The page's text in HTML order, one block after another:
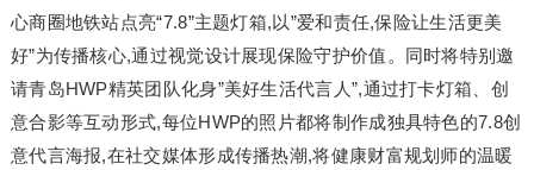
心商圈地铁站点亮“7.8”主题灯箱,以”爱和责任,保险让生活更美
好”为传播核心,通过视觉设计展现保险守护价值。同时将特别邀
请青岛HWP精英团队化身”美好生活代言人”,通过打卡灯箱、创
意合影等互动形式,每位HWP的照片都将制作成独具特色的7.8创
意代言海报,在社交媒体形成传播热潮,将健康财富规划师的温暖